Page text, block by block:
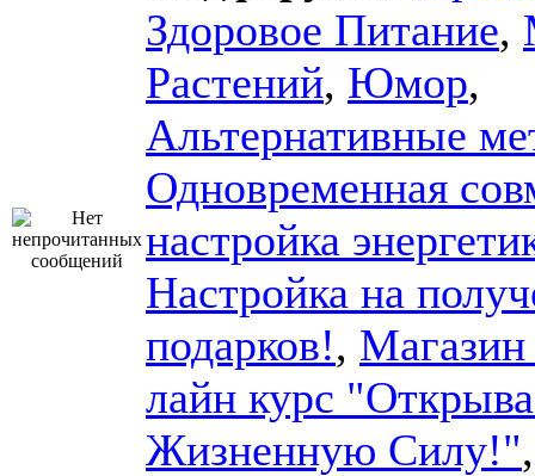
Здоровое Питание,
Растений, Юмор,
Альтернативные
Одновременная
настройка
Настройка на
подарков!, Магазин
лайн курс
Жизненную Силу!"